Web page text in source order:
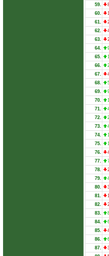
59.
60.
61.
62.
63.
64.
65.
66.
67.
68.
69.
70.
71.
72.
73.
74.
75.
76.
77.
78.
79.
80.
81.
82.
83.
84.
85.
86.
87.